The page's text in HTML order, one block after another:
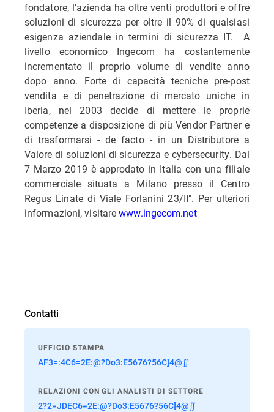
fondatore, l’azienda ha oltre venti produttori e offre
soluzioni di sicurezza per oltre il 90% di qualsiasi
esigenza aziendale in termini di sicurezza IT. A
livello economico Ingecom ha costantemente
incrementato il proprio volume di vendite anno
dopo anno. Forte di capacità tecniche pre-post
vendita e di penetrazione di mercato uniche in
Iberia, nel 2003 decide di mettere le proprie
competenze a disposizione di più Vendor Partner e
di trasformarsi - de facto - in un Distributore a
Valore di soluzioni di sicurezza e cybersecurity. Dal
7 Marzo 2019 è approdato in Italia con una filiale
commerciale situata a Milano presso il Centro
Regus Linate di Viale Forlanini 23/II". Per ulteriori
informazioni, visitarewww.ingecom.net
Contatti
UFFICIO STAMPA
AF3=:4C6=2E:@?Do3:E5676?56C]4@∬
RELAZIONI CON GLI ANALISTI DI SETTORE
2?2=JDEC6=2E:@?Do3:E5676?56C]4@∬